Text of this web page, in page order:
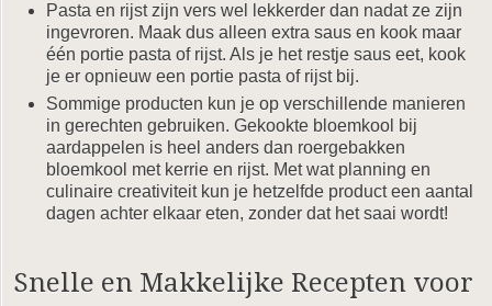
Pasta en rijst zijn vers wel lekkerder dan nadat ze zijn
ingevroren. Maak dus alleen extra saus en kook maar
één portie pasta of rijst. Als je het restje saus eet, kook
je er opnieuw een portie pasta of rijst bij.
Sommige producten kun je op verschillende manieren
in gerechten gebruiken. Gekookte bloemkool bij
aardappelen is heel anders dan roergebakken
bloemkool met kerrie en rijst. Met wat planning en
culinaire creativiteit kun je hetzelfde product een aantal
dagen achter elkaar eten, zonder dat het saai wordt!
Snelle en Makkelijke Recepten voor